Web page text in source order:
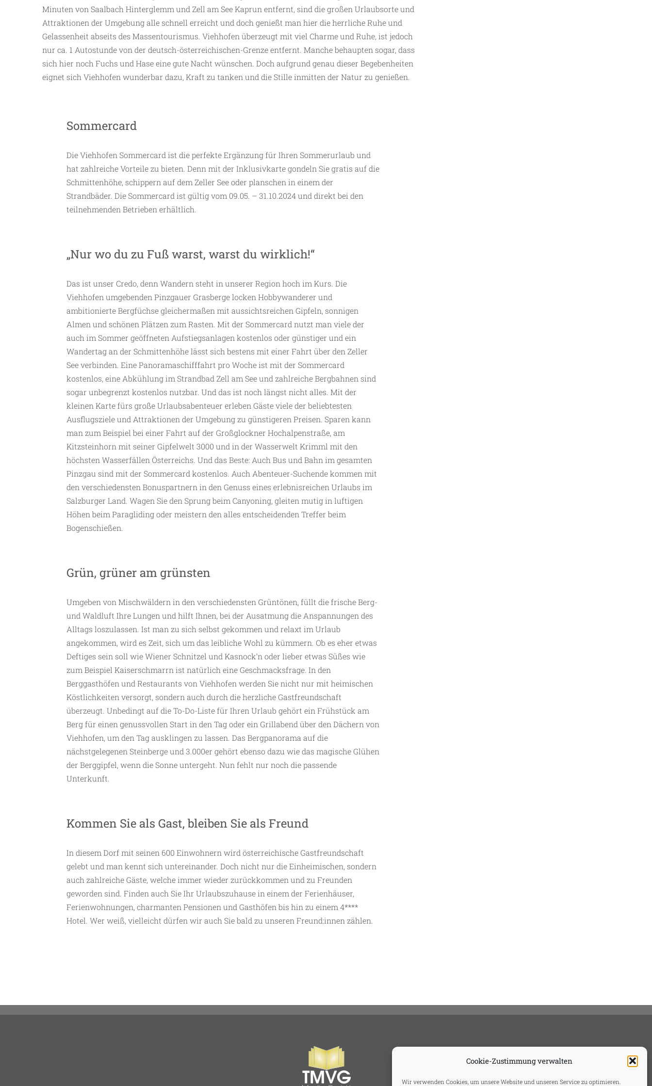
Cookie-Zustimmung verwalten
Wir verwenden Cookies, um unsere Website und unseren Service zu optimieren.
Minuten von Saalbach Hinterglemm und Zell am See Kaprun entfernt, sind die großen Urlaubsorte und
Attraktionen der Umgebung alle schnell erreicht und doch genießt man hier die herrliche Ruhe und
Gelassenheit abseits des Massentourismus. Viehhofen überzeugt mit viel Charme und Ruhe, ist jedoch
nur ca. 1 Autostunde von der deutsch-österreichischen-Grenze entfernt. Manche behaupten sogar, dass
sich hier noch Fuchs und Hase eine gute Nacht wünschen. Doch aufgrund genau dieser Begebenheiten
eignet sich Viehhofen wunderbar dazu, Kraft zu tanken und die Stille inmitten der Natur zu genießen.
Sommercard
Die Viehhofen Sommercard ist die perfekte Ergänzung für Ihren Sommerurlaub und
hat zahlreiche Vorteile zu bieten. Denn mit der Inklusivkarte gondeln Sie gratis auf die
Schmittenhöhe, schippern auf dem Zeller See oder planschen in einem der
Strandbäder. Die Sommercard ist gültig vom 09.05. – 31.10.2024 und direkt bei den
teilnehmenden Betrieben erhältlich.
„Nur wo du zu Fuß warst, warst du wirklich!“
Das ist unser Credo, denn Wandern steht in unserer Region hoch im Kurs. Die
Viehhofen umgebenden Pinzgauer Grasberge locken Hobbywanderer und
ambitionierte Bergfüchse gleichermaßen mit aussichtsreichen Gipfeln, sonnigen
Almen und schönen Plätzen zum Rasten. Mit der Sommercard nutzt man viele der
auch im Sommer geöffneten Aufstiegsanlagen kostenlos oder günstiger und ein
Wandertag an der Schmittenhöhe lässt sich bestens mit einer Fahrt über den Zeller
See verbinden. Eine Panoramaschifffahrt pro Woche ist mit der Sommercard
kostenlos, eine Abkühlung im Strandbad Zell am See und zahlreiche Bergbahnen sind
sogar unbegrenzt kostenlos nutzbar. Und das ist noch längst nicht alles. Mit der
kleinen Karte fürs große Urlaubsabenteuer erleben Gäste viele der beliebtesten
Ausflugsziele und Attraktionen der Umgebung zu günstigeren Preisen. Sparen kann
man zum Beispiel bei einer Fahrt auf der Großglockner Hochalpenstraße, am
Kitzsteinhorn mit seiner Gipfelwelt 3000 und in der Wasserwelt Krimml mit den
höchsten Wasserfällen Österreichs. Und das Beste: Auch Bus und Bahn im gesamten
Pinzgau sind mit der Sommercard kostenlos. Auch Abenteuer-Suchende kommen mit
den verschiedensten Bonuspartnern in den Genuss eines erlebnisreichen Urlaubs im
Salzburger Land. Wagen Sie den Sprung beim Canyoning, gleiten mutig in luftigen
Höhen beim Paragliding oder meistern den alles entscheidenden Treffer beim
Bogenschießen.
Grün, grüner am grünsten
Umgeben von Mischwäldern in den verschiedensten Grüntönen, füllt die frische Berg-
und Waldluft Ihre Lungen und hilft Ihnen, bei der Ausatmung die Anspannungen des
Alltags loszulassen. Ist man zu sich selbst gekommen und relaxt im Urlaub
angekommen, wird es Zeit, sich um das leibliche Wohl zu kümmern. Ob es eher etwas
Deftiges sein soll wie Wiener Schnitzel und Kasnock’n oder lieber etwas Süßes wie
zum Beispiel Kaiserschmarrn ist natürlich eine Geschmacksfrage. In den
Berggasthöfen und Restaurants von Viehhofen werden Sie nicht nur mit heimischen
Köstlichkeiten versorgt, sondern auch durch die herzliche Gastfreundschaft
überzeugt. Unbedingt auf die To-Do-Liste für Ihren Urlaub gehört ein Frühstück am
Berg für einen genussvollen Start in den Tag oder ein Grillabend über den Dächern von
Viehhofen, um den Tag ausklingen zu lassen. Das Bergpanorama auf die
nächstgelegenen Steinberge und 3.000er gehört ebenso dazu wie das magische Glühen
der Berggipfel, wenn die Sonne untergeht. Nun fehlt nur noch die passende
Unterkunft.
Kommen Sie als Gast, bleiben Sie als Freund
In diesem Dorf mit seinen 600 Einwohnern wird österreichische Gastfreundschaft
gelebt und man kennt sich untereinander. Doch nicht nur die Einheimischen, sondern
auch zahlreiche Gäste, welche immer wieder zurückkommen und zu Freunden
geworden sind. Finden auch Sie Ihr Urlaubszuhause in einem der Ferienhäuser,
Ferienwohnungen, charmanten Pensionen und Gasthöfen bis hin zu einem 4****
Hotel. Wer weiß, vielleicht dürfen wir auch Sie bald zu unseren Freund:innen zählen.